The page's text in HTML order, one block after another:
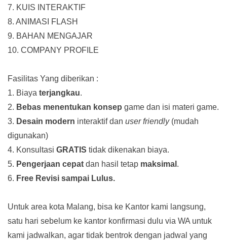
7. KUIS INTERAKTIF
8. ANIMASI FLASH
9. BAHAN MENGAJAR
10. COMPANY PROFILE
Fasilitas Yang diberikan :
1. Biaya terjangkau.
2. Bebas menentukan konsep game dan isi materi game.
3. Desain modern interaktif dan user friendly(mudah
digunakan)
4. Konsultasi GRATIS tidak dikenakan biaya.
5. Pengerjaan cepat dan hasil tetap maksimal .
6. Free Revisi sampai Lulus.
Untuk area kota Malang, bisa ke Kantor kami langsung,
satu hari sebelum ke kantor konfirmasi dulu via WA untuk
kami jadwalkan, agar tidak bentrok dengan jadwal yang